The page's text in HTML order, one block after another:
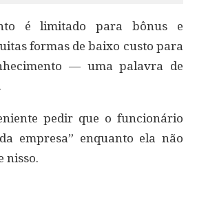
é limitado para bônus e
formas de baixo custo para
— uma palavra de
pedir que o funcionário
empresa” enquanto ela não
nisso.